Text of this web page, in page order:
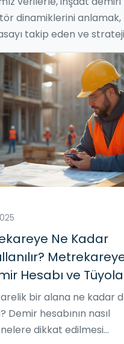
dinamiklerini
takip eden ve
Ne Kadar
Hesabı ve
bir alana ne kadar
Demir hesabının nasıl
nelere dikkat edilmesi